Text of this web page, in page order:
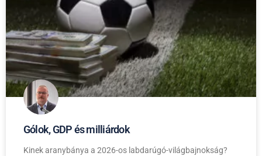
Gólok, GDP és milliárdok
Kinek aranybánya a 2026-os labdarúgó-világbajnokság?